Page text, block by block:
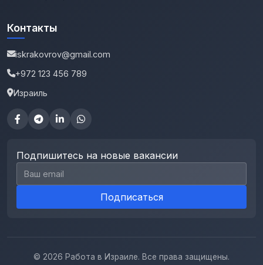
Контакты
iskrakovrov@gmail.com
+972 123 456 789
Израиль
Подпишитесь на новые вакансии
Email для подписки
Подписаться
© 2026 Работа в Израиле. Все права защищены.